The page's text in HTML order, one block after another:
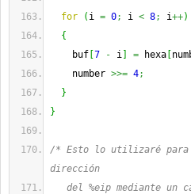
for ( i = 0; i < 8; i++)
{
buf 7 - i = hexa
number >>= 4;
}
}
/* Esto lo utilizaré para
dirección
del %eip mediante un